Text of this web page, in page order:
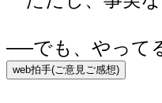
──でも、やって